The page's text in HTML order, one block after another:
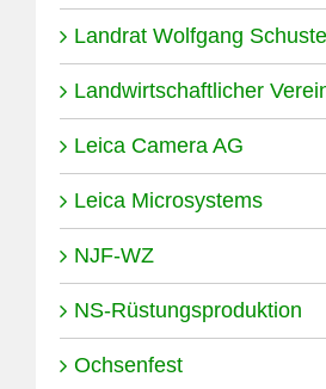
Landrat Wolfgang
Landwirtschaftlicher
Leica Camera AG
Leica Microsystems
NJF-WZ
NS-Rüstungsproduktion
Ochsenfest